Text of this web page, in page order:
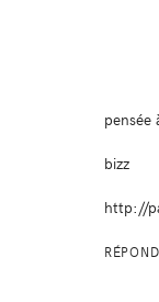
pensée
bizz
http://